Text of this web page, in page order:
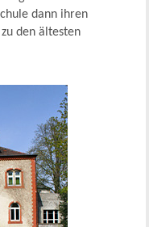
dann ihren
den ältesten